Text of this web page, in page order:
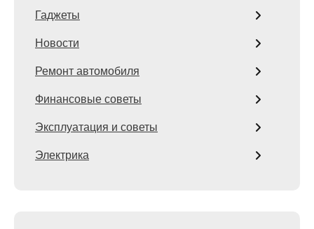
Гаджеты
Новости
Ремонт автомобиля
Финансовые советы
Эксплуатация и советы
Электрика